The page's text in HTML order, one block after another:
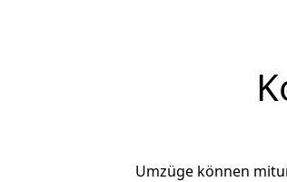
Umzüge können